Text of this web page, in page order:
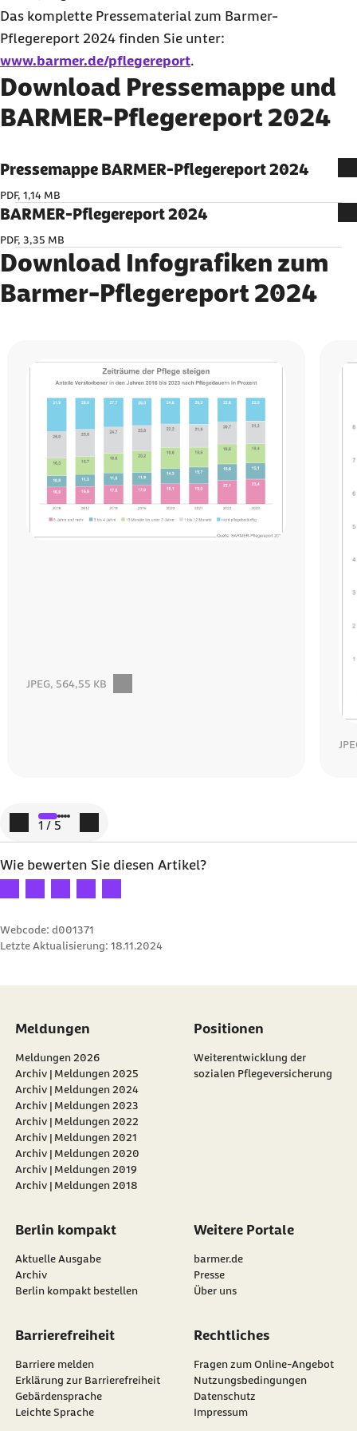
Das komplette Pressematerial zum Barmer-
Pflegereport 2024 finden Sie unter:
www.barmer.de/pflegereport.
Download Pressemappe und
BARMER-Pflegereport 2024
Pressemappe BARMER-Pflegereport 2024
PDF, 1,14 MB
BARMER-Pflegereport 2024
PDF, 3,35 MB
Download Infografiken zum
Barmer-Pflegereport 2024
JPEG, 564,55 KB
Download:Infografik zum Barmer Pflegereport 2024: Anteil
Zum vorigen Element
1 / 5
Wie bewerten Sie diesen Artikel?
Webcode: d001371
Letzte Aktualisierung: 18.11.2024
Meldungen
Meldungen 2026
Archiv | Meldungen 2025
Archiv | Meldungen 2024
Archiv | Meldungen 2023
Archiv | Meldungen 2022
Archiv | Meldungen 2021
Archiv | Meldungen 2020
Archiv | Meldungen 2019
Archiv | Meldungen 2018
Positionen
Weiterentwicklung der
sozialen Pflegeversicherung
Berlin kompakt
Aktuelle Ausgabe
Archiv
Berlin kompakt bestellen
Weitere Portale
barmer.de
Presse
Über uns
Barrierefreiheit
Barriere melden
Erklärung zur Barrierefreiheit
Gebärdensprache
Leichte Sprache
Rechtliches
Fragen zum Online-Angebot
Nutzungsbedingungen
Datenschutz
Impressum